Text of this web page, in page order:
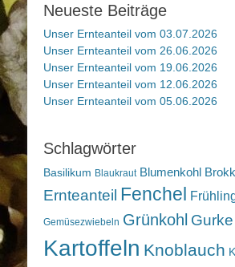
Neueste Beiträge
Unser Ernteanteil vom 03.07.2026
Unser Ernteanteil vom 26.06.2026
Unser Ernteanteil vom 19.06.2026
Unser Ernteanteil vom 12.06.2026
Unser Ernteanteil vom 05.06.2026
Schlagwörter
Basilikum Blaukraut Blumenkohl
Ernteanteil Fenchel
Gemüsezwiebeln Grünkohl Gurke
Kartoffeln Knoblauch